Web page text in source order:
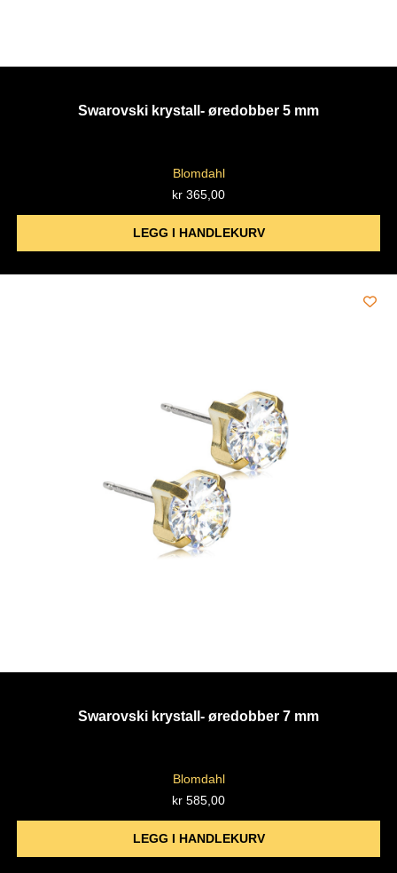
Swarovski krystall- øredobber 5 mm
Blomdahl
kr 365,00
LEGG I HANDLEKURV
Swarovski krystall- øredobber 7 mm
Blomdahl
kr 585,00
LEGG I HANDLEKURV